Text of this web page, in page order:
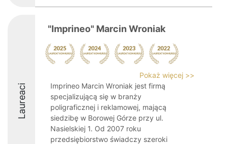
Laureaci
"Imprineo" Marcin Wroniak
Pokaż więcej >>
Imprineo Marcin Wroniak jest firmą
specjalizującą się w branży
poligraficznej i reklamowej, mającą
siedzibę w Borowej Górze przy ul.
Nasielskiej 1. Od 2007 roku
przedsiębiorstwo świadczy szeroki